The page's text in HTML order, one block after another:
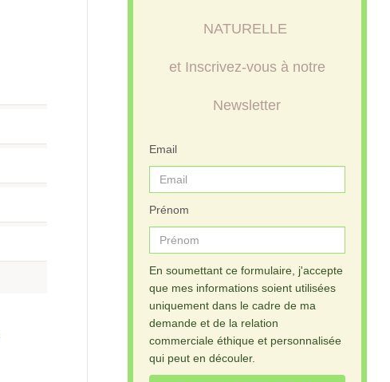
NATURELLE
et Inscrivez-vous à notre
Newsletter
Email
Prénom
En soumettant ce formulaire, j'accepte
que mes informations soient utilisées
uniquement dans le cadre de ma
demande et de la relation
commerciale éthique et personnalisée
qui peut en découler.